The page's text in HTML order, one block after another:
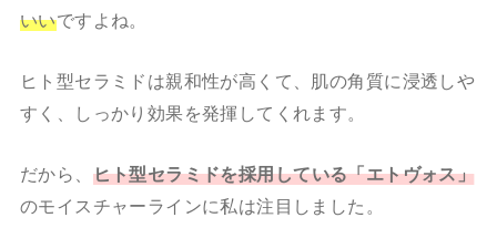
いいですよね。
ヒト型セラミドは親和性が高くて、肌の角質に浸透しや
すく、しっかり効果を発揮してくれます。
だから、 ヒト型セラミドを採用している「エトヴォス」
のモイスチャーラインに私は注目しました。